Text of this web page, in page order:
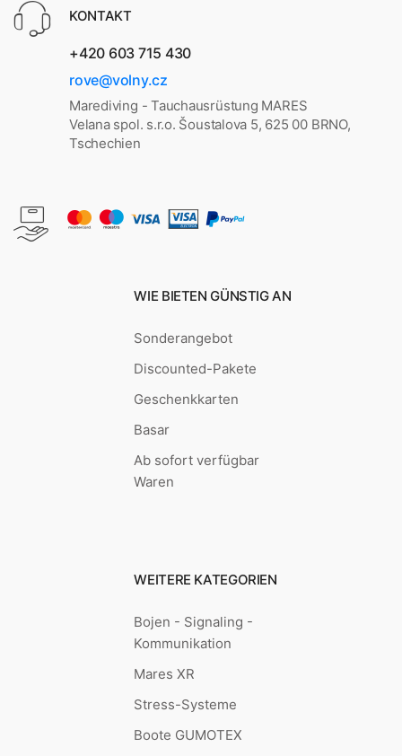
KONTAKT
+420 603 715 430
rove@volny.cz
Marediving - Tauchausrüstung MARES
Velana spol. s.r.o. Šoustalova 5, 625 00 BRNO,
Tschechien
WIE BIETEN GÜNSTIG AN
Sonderangebot
Discounted-Pakete
Geschenkkarten
Basar
Ab sofort verfügbar
Waren
WEITERE KATEGORIEN
Bojen - Signaling -
Kommunikation
Mares XR
Stress-Systeme
Boote GUMOTEX